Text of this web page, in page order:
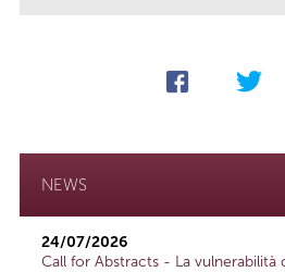
NEWS
24/07/2026
Call for Abstracts - La